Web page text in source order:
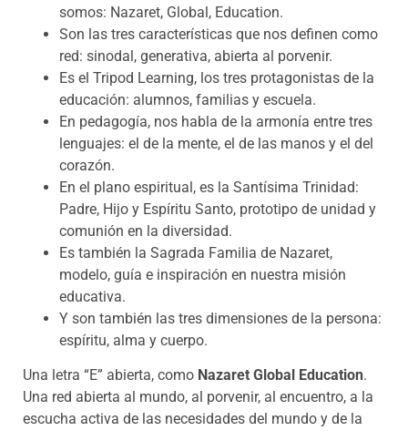
somos: Nazaret, Global, Education.
Son las tres características que nos definen como
red: sinodal, generativa, abierta al porvenir.
Es el Tripod Learning, los tres protagonistas de la
educación: alumnos, familias y escuela.
En pedagogía, nos habla de la armonía entre tres
lenguajes: el de la mente, el de las manos y el del
corazón.
En el plano espiritual, es la Santísima Trinidad:
Padre, Hijo y Espíritu Santo, prototipo de unidad y
comunión en la diversidad.
Es también la Sagrada Familia de Nazaret,
modelo, guía e inspiración en nuestra misión
educativa.
Y son también las tres dimensiones de la persona:
espíritu, alma y cuerpo.
Una letra “E” abierta, como Nazaret Global Education.
Una red abierta al mundo, al porvenir, al encuentro, a la
escucha activa de las necesidades del mundo y de la